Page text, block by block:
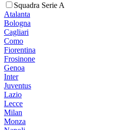
Squadra Serie A
Atalanta
Bologna
Cagliari
Como
Fiorentina
Frosinone
Genoa
Inter
Juventus
Lazio
Lecce
Milan
Monza